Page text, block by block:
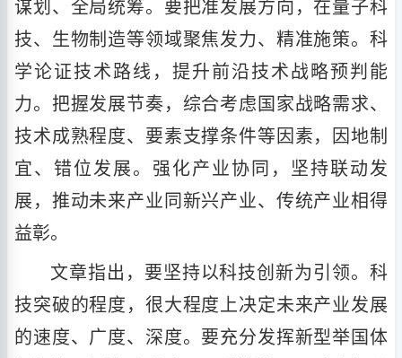
谋划、全局统筹。要把准发展方向，在量子科
技、生物制造等领域聚焦发力、精准施策。科
学论证技术路线，提升前沿技术战略预判能
力。把握发展节奏，综合考虑国家战略需求、
技术成熟程度、要素支撑条件等因素，因地制
宜、错位发展。强化产业协同，坚持联动发
展，推动未来产业同新兴产业、传统产业相得
益彰。
文章指出，要坚持以科技创新为引领。科
技突破的程度，很大程度上决定未来产业发展
的速度、广度、深度。要充分发挥新型举国体